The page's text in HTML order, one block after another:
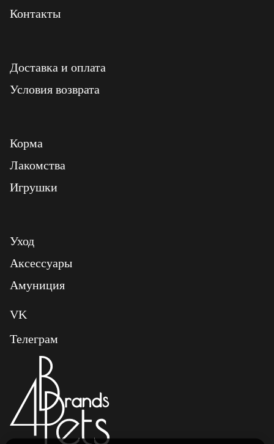
Контакты
Доставка и оплата
Условия возврата
Корма
Лакомства
Игрушки
Уход
Аксессуары
Амуниция
VK
Телеграм